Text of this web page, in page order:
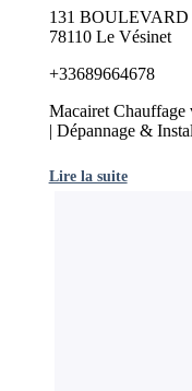
131
78110 Le Vésinet
+33689664678
Macairet Chauffage
| Dépannage &
Lire la suite